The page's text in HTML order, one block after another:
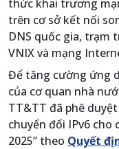
thức khai trương
trên cơ sở kết nối
DNS quốc gia,
VNIX và mạng
Để tăng cường ứng
của cơ quan nhà
TT&TT đã phê
chuyển đổi IPv6 cho
2025” theo Quyết